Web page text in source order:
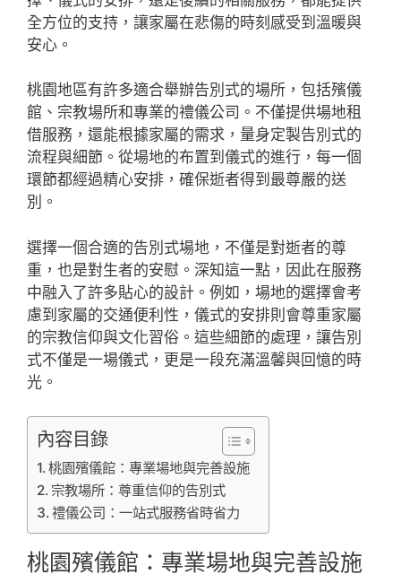
全方位的支持，讓家屬在悲傷的時刻感受到溫暖與
安心。
桃園地區有許多適合舉辦告別式的場所，包括殯儀
館、宗教場所和專業的禮儀公司。不僅提供場地租
借服務，還能根據家屬的需求，量身定製告別式的
流程與細節。從場地的布置到儀式的進行，每一個
環節都經過精心安排，確保逝者得到最尊嚴的送
別。
選擇一個合適的告別式場地，不僅是對逝者的尊
重，也是對生者的安慰。深知這一點，因此在服務
中融入了許多貼心的設計。例如，場地的選擇會考
慮到家屬的交通便利性，儀式的安排則會尊重家屬
的宗教信仰與文化習俗。這些細節的處理，讓告別
式不僅是一場儀式，更是一段充滿溫馨與回憶的時
光。
內容目錄
桃園殯儀館：專業場地與完善設施
宗教場所：尊重信仰的告別式
禮儀公司：一站式服務省時省力
桃園殯儀館：專業場地與完善設施